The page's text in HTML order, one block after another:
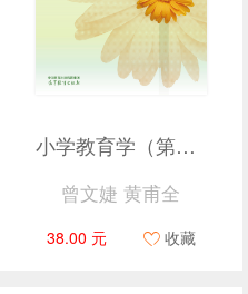
小学教育学（第5版）
曾文婕 黄甫全
38.00 元 收藏